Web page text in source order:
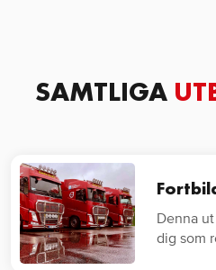
SAMTLIGA
Denna
dig som